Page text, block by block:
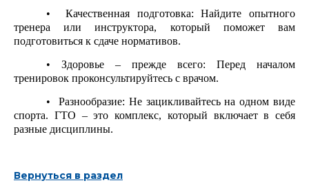
• Качественная подготовка: Найдите опытного
тренера или инструктора, который поможет вам
подготовиться к сдаче нормативов.
• Здоровье – прежде всего: Перед началом
тренировок проконсультируйтесь с врачом.
• Разнообразие: Не зацикливайтесь на одном виде
спорта. ГТО – это комплекс, который включает в себя
разные дисциплины.
Вернуться в раздел